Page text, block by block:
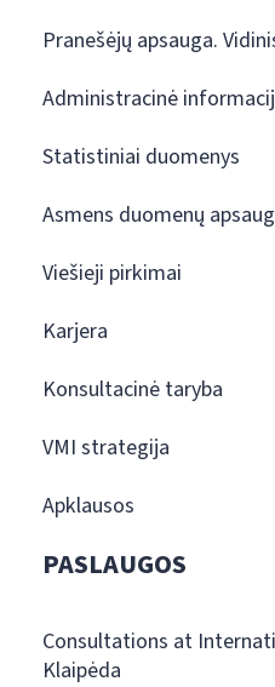
Pranešėjų apsauga.
Administracinė
Statistiniai duomenys
Asmens duomenų
Viešieji pirkimai
Karjera
Konsultacinė taryba
VMI strategija
Apklausos
PASLAUGOS
Consultations at
Klaipėda